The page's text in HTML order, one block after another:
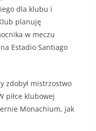
dla klubu i
planuję
w meczu
Estadio Santiago
zdobył mistrzostwo
piłce klubowej
Monachium, jak